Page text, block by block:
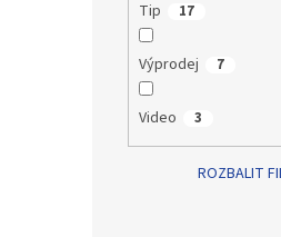
Tip 17
Výprodej 7
Video 3
ROZBALIT